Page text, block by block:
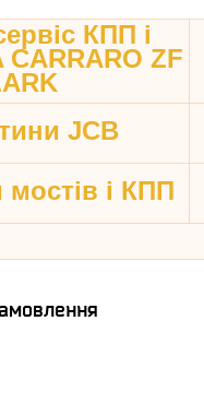
КПП і
CARRARO ZF
JCB
і КПП